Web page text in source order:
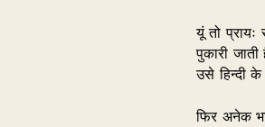
यूं तो
पुकारी
उसे हिन्दी
फिर अनेक